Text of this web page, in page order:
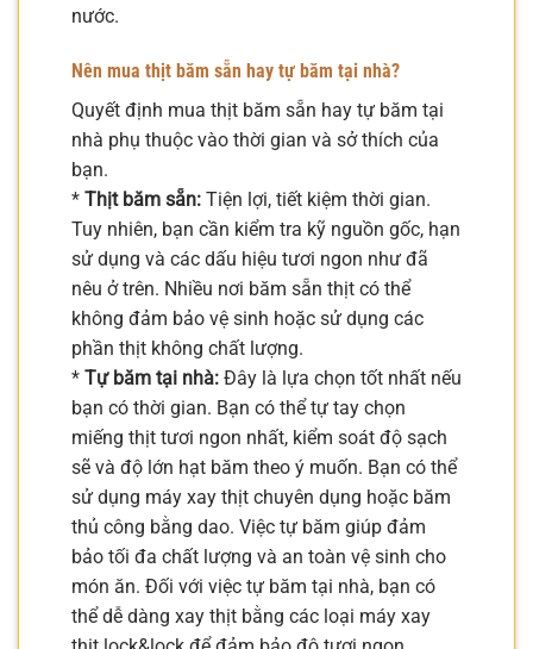
nước.
Nên mua thịt băm sẵn hay tự băm tại nhà?
Quyết định mua thịt băm sẵn hay tự băm tại
nhà phụ thuộc vào thời gian và sở thích của
bạn.
* Thịt băm sẵn: Tiện lợi, tiết kiệm thời gian.
Tuy nhiên, bạn cần kiểm tra kỹ nguồn gốc, hạn
sử dụng và các dấu hiệu tươi ngon như đã
nêu ở trên. Nhiều nơi băm sẵn thịt có thể
không đảm bảo vệ sinh hoặc sử dụng các
phần thịt không chất lượng.
* Tự băm tại nhà: Đây là lựa chọn tốt nhất nếu
bạn có thời gian. Bạn có thể tự tay chọn
miếng thịt tươi ngon nhất, kiểm soát độ sạch
sẽ và độ lớn hạt băm theo ý muốn. Bạn có thể
sử dụng máy xay thịt chuyên dụng hoặc băm
thủ công bằng dao. Việc tự băm giúp đảm
bảo tối đa chất lượng và an toàn vệ sinh cho
món ăn. Đối với việc tự băm tại nhà, bạn có
thể dễ dàng xay thịt bằng các loại máy xay